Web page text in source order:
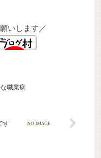
いします／
職業病
す